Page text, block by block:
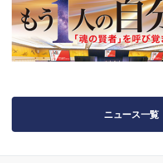
ニュース一覧